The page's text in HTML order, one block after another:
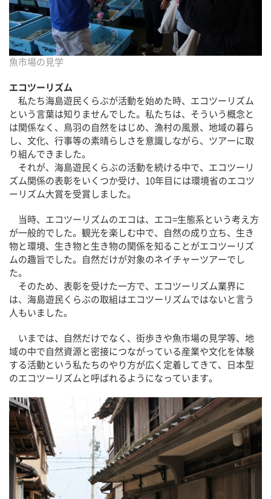
魚市場の見学
エコツーリズム
私たち海島遊民くらぶが活動を始めた時、エコツーリズム
という言葉は知りませんでした。私たちは、そういう概念と
は関係なく、鳥羽の自然をはじめ、漁村の風景、地域の暮ら
し、文化、行事等の素晴らしさを意識しながら、ツアーに取
り組んできました。
それが、海島遊民くらぶの活動を続ける中で、エコツーリ
ズム関係の表彰をいくつか受け、10年目には環境省のエコツ
ーリズム大賞を受賞しました。
当時、エコツーリズムのエコは、エコ=生態系という考え方
が一般的でした。観光を楽しむ中で、自然の成り立ち、生き
物と環境、生き物と生き物の関係を知ることがエコツーリズ
ムの趣旨でした。自然だけが対象のネイチャーツアーでし
た。
そのため、表彰を受けた一方で、エコツーリズム業界に
は、海島遊民くらぶの取組はエコツーリズムではないと言う
人もいました。
いまでは、自然だけでなく、街歩きや魚市場の見学等、地
域の中で自然資源と密接につながっている産業や文化を体験
する活動という私たちのやり方が広く定着してきて、日本型
のエコツーリズムと呼ばれるようになっています。